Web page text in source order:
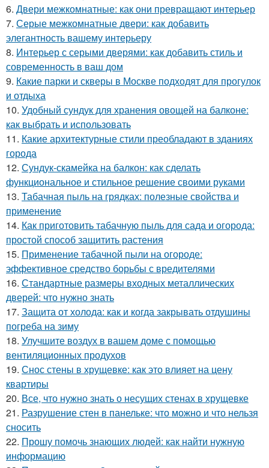
6. Двери межкомнатные: как они превращают интерьер
7. Серые межкомнатные двери: как добавить
элегантность вашему интерьеру
8. Интерьер с серыми дверями: как добавить стиль и
современность в ваш дом
9. Какие парки и скверы в Москве подходят для прогулок
и отдыха
10. Удобный сундук для хранения овощей на балконе:
как выбрать и использовать
11. Какие архитектурные стили преобладают в зданиях
города
12. Сундук-скамейка на балкон: как сделать
функциональное и стильное решение своими руками
13. Табачная пыль на грядках: полезные свойства и
применение
14. Как приготовить табачную пыль для сада и огорода:
простой способ защитить растения
15. Применение табачной пыли на огороде:
эффективное средство борьбы с вредителями
16. Стандартные размеры входных металлических
дверей: что нужно знать
17. Защита от холода: как и когда закрывать отдушины
погреба на зиму
18. Улучшите воздух в вашем доме с помощью
вентиляционных продухов
19. Снос стены в хрущевке: как это влияет на цену
квартиры
20. Все, что нужно знать о несущих стенах в хрущевке
21. Разрушение стен в панельке: что можно и что нельзя
сносить
22. Прошу помочь знающих людей: как найти нужную
информацию